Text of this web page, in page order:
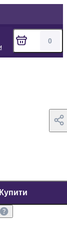
0
Купити